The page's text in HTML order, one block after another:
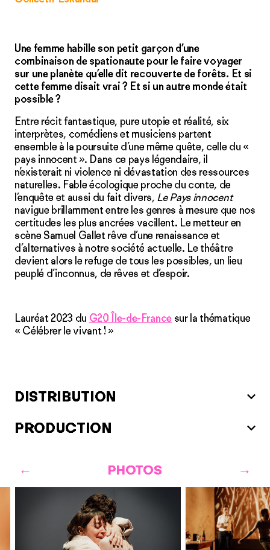
Une femme habille son petit garçon d’une
combinaison de spationaute pour le faire voyager
sur une planète qu’elle dit recouverte de forêts. Et si
cette femme disait vrai ? Et si un autre monde était
possible ?
Entre récit fantastique, pure utopie et réalité, six
interprètes, comédiens et musiciens partent
ensemble à la poursuite d’une même quête, celle du «
pays innocent ». Dans ce pays légendaire, il
n’existerait ni violence ni dévastation des ressources
naturelles. Fable écologique proche du conte, de
l’enquête et aussi du fait divers, Le Pays innocent
navigue brillamment entre les genres à mesure que nos
certitudes les plus ancrées vacillent. Le metteur en
scène Samuel Gallet rêve d’une renaissance et
d’alternatives à notre société actuelle. Le théâtre
devient alors le refuge de tous les possibles, un lieu
peuplé d’inconnus, de rêves et d’espoir.
Lauréat 2023 du G20 Île-de-France sur la thématique
« Célébrer le vivant ! »
DISTRIBUTION
PRODUCTION
PHOTOS